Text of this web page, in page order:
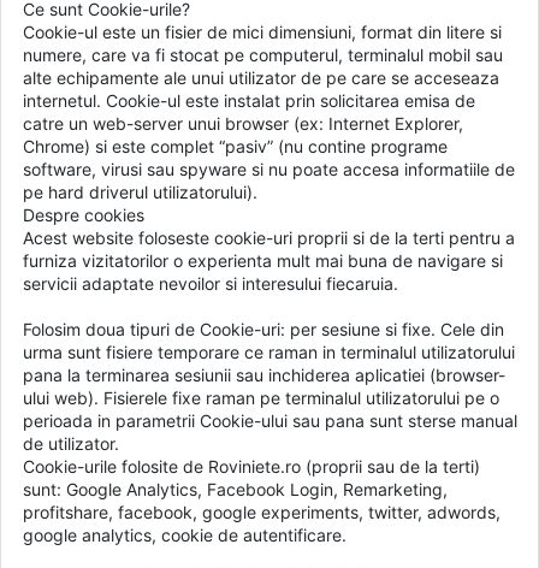
Ce sunt Cookie-urile?
Cookie-ul este un fisier de mici dimensiuni, format din litere si
numere, care va fi stocat pe computerul, terminalul mobil sau
alte echipamente ale unui utilizator de pe care se acceseaza
internetul. Cookie-ul este instalat prin solicitarea emisa de
catre un web-server unui browser (ex: Internet Explorer,
Chrome) si este complet “pasiv” (nu contine programe
software, virusi sau spyware si nu poate accesa informatiile de
pe hard driverul utilizatorului).
Despre cookies
Acest website foloseste cookie-uri proprii si de la terti pentru a
furniza vizitatorilor o experienta mult mai buna de navigare si
servicii adaptate nevoilor si interesului fiecaruia.
Folosim doua tipuri de Cookie-uri: per sesiune si fixe. Cele din
urma sunt fisiere temporare ce raman in terminalul utilizatorului
pana la terminarea sesiunii sau inchiderea aplicatiei (browser-
ului web). Fisierele fixe raman pe terminalul utilizatorului pe o
perioada in parametrii Cookie-ului sau pana sunt sterse manual
de utilizator.
Cookie-urile folosite de Roviniete.ro (proprii sau de la terti)
sunt: Google Analytics, Facebook Login, Remarketing,
profitshare, facebook, google experiments, twitter, adwords,
google analytics, cookie de autentificare.